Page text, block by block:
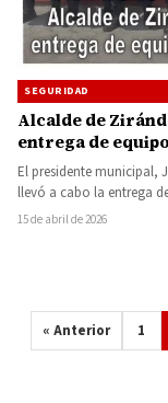
SEGURIDAD
Alcalde de
entrega de
El presidente municipal,
llevó a cabo la entrega
15 de abril de 2026
« Anterior 1